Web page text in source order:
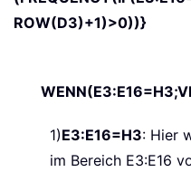
ROW(D3)+1)>0))}
1)E3:E16=H3: Hier
im Bereich E3:E16